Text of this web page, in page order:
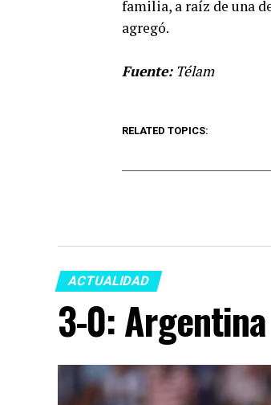
familia, a raíz de una
agregó.
Fuente:Télam
RELATED TOPICS:
ACTUALIDAD
3-0: